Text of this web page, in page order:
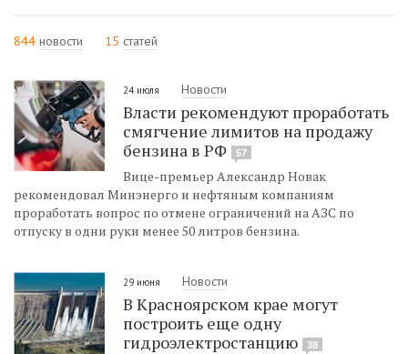
844 новости 15 статей
24 июля Новости
Власти рекомендуют проработать
смягчение лимитов на продажу
бензина в РФ
57
Вице-премьер Александр Новак
рекомендовал Минэнерго и нефтяным компаниям
проработать вопрос по отмене ограничений на АЗС по
отпуску в одни руки менее 50 литров бензина.
29 июня Новости
В Красноярском крае могут
построить еще одну
гидроэлектростанцию
38